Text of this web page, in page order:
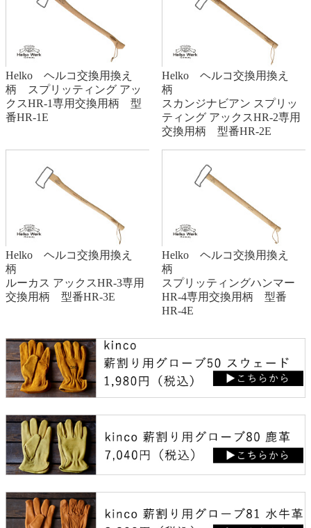
Helko ヘルコ交換用換え
柄 スプリッティング アッ
クスHR-1専用交換用柄 型
番HR-1E
Helko ヘルコ交換用換え
柄
スカンジナビアン スプリッ
ティング アックスHR-2専用
交換用柄 型番HR-2E
Helko ヘルコ交換用換え
柄
ルーカス アックスHR-3専用
交換用柄 型番HR-3E
Helko ヘルコ交換用換え
柄
スプリッティングハンマー
HR-4専用交換用柄 型番
HR-4E